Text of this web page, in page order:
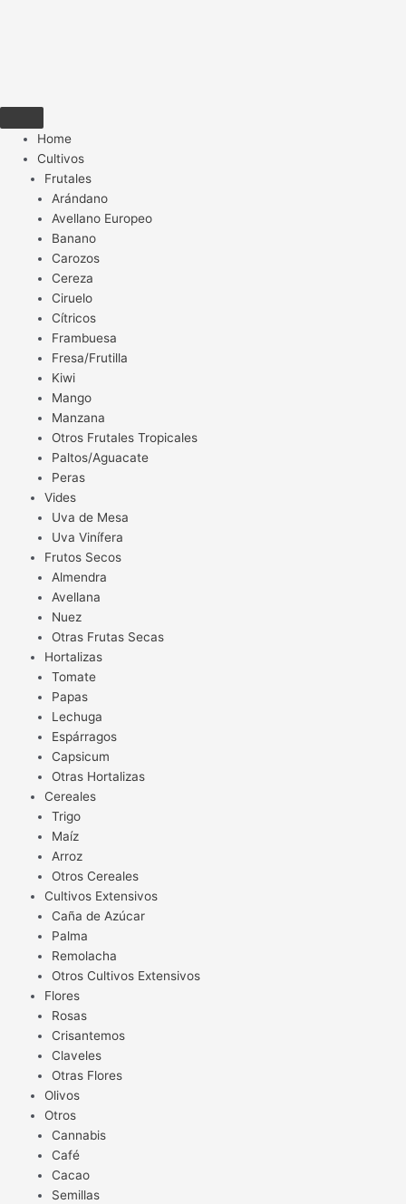
Home
Cultivos
Frutales
Arándano
Avellano Europeo
Banano
Carozos
Cereza
Ciruelo
Cítricos
Frambuesa
Fresa/Frutilla
Kiwi
Mango
Manzana
Otros Frutales Tropicales
Paltos/Aguacate
Peras
Vides
Uva de Mesa
Uva Vinífera
Frutos Secos
Almendra
Avellana
Nuez
Otras Frutas Secas
Hortalizas
Tomate
Papas
Lechuga
Espárragos
Capsicum
Otras Hortalizas
Cereales
Trigo
Maíz
Arroz
Otros Cereales
Cultivos Extensivos
Caña de Azúcar
Palma
Remolacha
Otros Cultivos Extensivos
Flores
Rosas
Crisantemos
Claveles
Otras Flores
Olivos
Otros
Cannabis
Café
Cacao
Semillas